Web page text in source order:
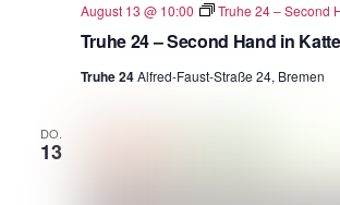
Truhe 24 – Second Hand in
August 13 @ 10:00 Truhe 24 – Second
Truhe 24Alfred-Faust-Straße 24, Bremen
DO.
13